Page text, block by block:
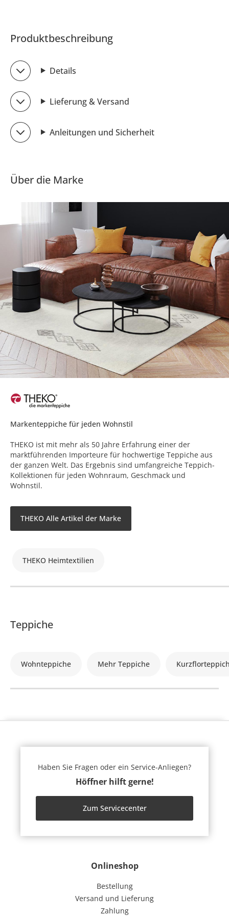
Produktbeschreibung
Details
Lieferung & Versand
Anleitungen und Sicherheit
Über die Marke
Markenteppiche für jeden Wohnstil
THEKO ist mit mehr als 50 Jahre Erfahrung einer der
marktführenden Importeure für hochwertige Teppiche aus
der ganzen Welt. Das Ergebnis sind umfangreiche Teppich-
Kollektionen für jeden Wohnraum, Geschmack und
Wohnstil.
THEKO Alle Artikel der Marke
THEKO Heimtextilien
Teppiche
Wohnteppiche Mehr Teppiche
Onlineshop
Bestellung
Versand und Lieferung
Zahlung
Haben Sie Fragen oder ein Service-Anliegen?
Höffner hilft gerne!
Zum Servicecenter